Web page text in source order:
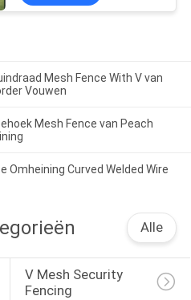
Mesh Fence With V van
Vouwen
Mesh Fence van Peach
Omheining Curved Welded Wire
Alle
V Mesh Security
Fencing